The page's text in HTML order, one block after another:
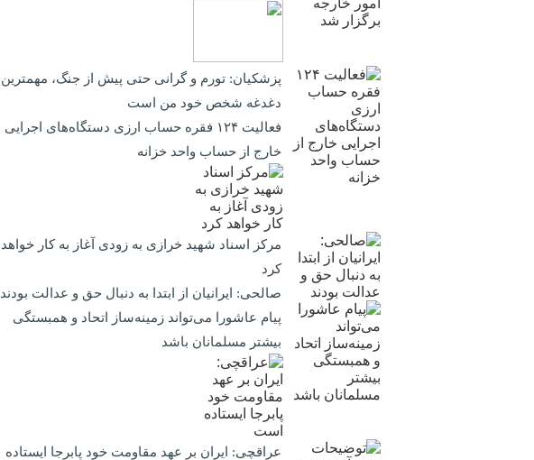
پزشکیان: تورم و گرانی حتی پیش از جنگ، مهمترین
دغدغه شخص خود من است
فعالیت ۱۲۴ فقره حساب ارزی دستگاه‌های اجرایی
خارج از حساب واحد خزانه
مرکز اسناد شهید خرازی به زودی آغاز به کار خواهد
کرد
صالحی: ایرانیان از ابتدا به دنبال حق و عدالت بودند
پیام عاشورا می‌تواند زمینه‌ساز اتحاد و همبستگی
بیشتر مسلمانان باشد
عراقچی: ایران بر عهد مقاومت خود پابرجا ایستاده